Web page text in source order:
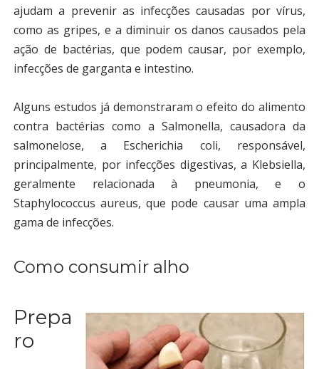
ajudam a prevenir as infecções causadas por vírus,
como as gripes, e a diminuir os danos causados pela
ação de bactérias, que podem causar, por exemplo,
infecções de garganta e intestino.
Alguns estudos já demonstraram o efeito do alimento
contra bactérias como a Salmonella, causadora da
salmonelose, a Escherichia coli, responsável,
principalmente, por infecções digestivas, a Klebsiella,
geralmente relacionada à pneumonia, e o
Staphylococcus aureus, que pode causar uma ampla
gama de infecções.
Como consumir alho
Prepa
ro